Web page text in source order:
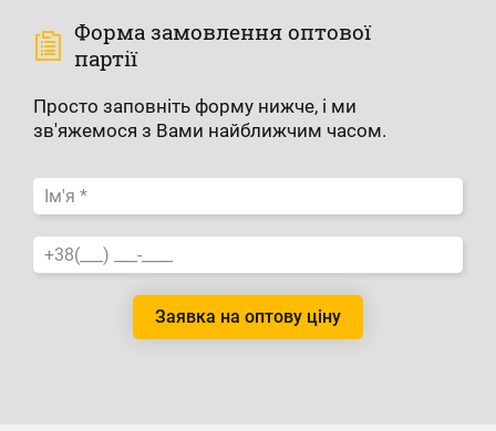
Форма замовлення оптової
партії
Просто заповніть форму нижче, і ми
зв'яжемося з Вами найближчим часом.
Заявка на оптову ціну